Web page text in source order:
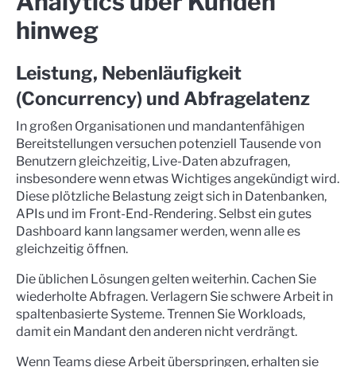
hinweg
Leistung, Nebenläufigkeit
(Concurrency) und Abfragelatenz
In großen Organisationen und mandantenfähigen
Bereitstellungen versuchen potenziell Tausende von
Benutzern gleichzeitig, Live-Daten abzufragen,
insbesondere wenn etwas Wichtiges angekündigt wird.
Diese plötzliche Belastung zeigt sich in Datenbanken,
APIs und im Front-End-Rendering. Selbst ein gutes
Dashboard kann langsamer werden, wenn alle es
gleichzeitig öffnen.
Die üblichen Lösungen gelten weiterhin. Cachen Sie
wiederholte Abfragen. Verlagern Sie schwere Arbeit in
spaltenbasierte Systeme. Trennen Sie Workloads,
damit ein Mandant den anderen nicht verdrängt.
Wenn Teams diese Arbeit überspringen, erhalten sie